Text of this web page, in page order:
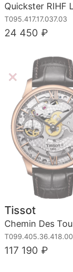
T095.417.17.037.03
24 450 ₽
Tissot
T099.405.36.418.00
117 190 ₽